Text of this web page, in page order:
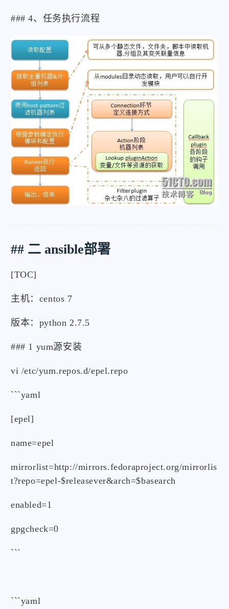
### 4、任务执行流程
## 二 ansible部署
[TOC]
主机：centos 7
版本：python 2.7.5
### 1 yum源安装
vi /etc/yum.repos.d/epel.repo
```yaml
[epel]
name=epel
mirrorlist=http://mirrors.fedoraproject.org/mirrorlis
t?repo=epel-$releasever&arch=$basearch
enabled=1
gpgcheck=0
```
```yaml